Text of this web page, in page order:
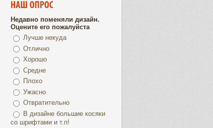
Недавно поменяли дизайн.
Оцените его пожалуйста
Лучше некуда
Отлично
Хорошо
Средне
Плохо
Ужасно
Отвратительно
В дизайне большие косяки
со шрифтами и т.п!